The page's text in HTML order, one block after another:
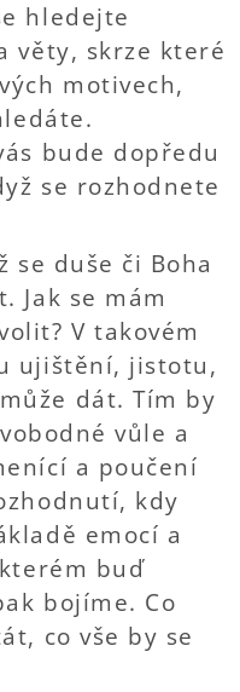
hledejte
věty, skrze které
motivech,
bude dopředu
se rozhodnete
se duše či Boha
Jak se mám
V takovém
ujištění, jistotu,
dát. Tím by
vůle a
a poučení
kdy
emocí a
buď
bojíme. Co
co vše by se